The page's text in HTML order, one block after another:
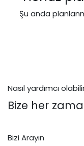
Şu anda
Nasıl yardımcı
Bize her
Bizi Arayın